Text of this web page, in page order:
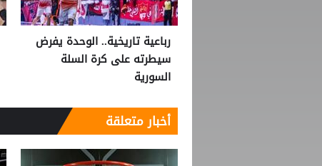
رباعية تاريخية.. الوحدة يفرض
سيطرته على كرة السلة
السورية
أخبار متعلقة